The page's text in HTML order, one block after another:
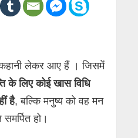
लेकर आए हैं । जिसमें
के लिए कोई खास विधि
है, बल्कि मनुष्य को वह मन
हो।